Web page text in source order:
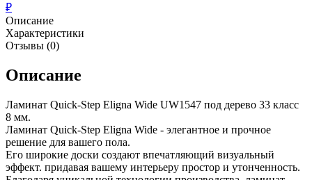
₽
Описание
Характеристики
Отзывы (0)
Описание
Ламинат Quick-Step Eligna Wide UW1547 под дерево 33 класс
8 мм.
Ламинат Quick-Step Eligna Wide - элегантное и прочное
решение для вашего пола.
Его широкие доски создают впечатляющий визуальный
эффект. придавая вашему интерьеру простор и утонченность.